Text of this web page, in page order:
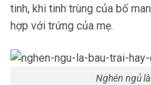
tinh, khi tinh trùng của bố
hợp với trứng của mẹ.
Nghén ngủ